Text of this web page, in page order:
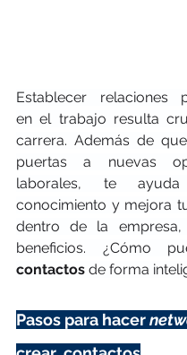
Establecer relaciones
en el trabajo resulta
carrera. Además de
puertas a nuevas
laborales, te
conocimiento y mejora
dentro de la
beneficios. ¿Cómo
contactos de forma
Pasos para hacer